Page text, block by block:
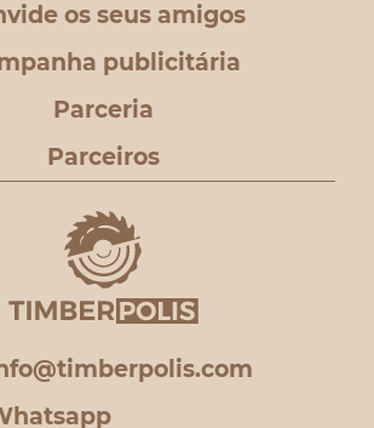
os seus amigos
publicitária
Parceria
Parceiros